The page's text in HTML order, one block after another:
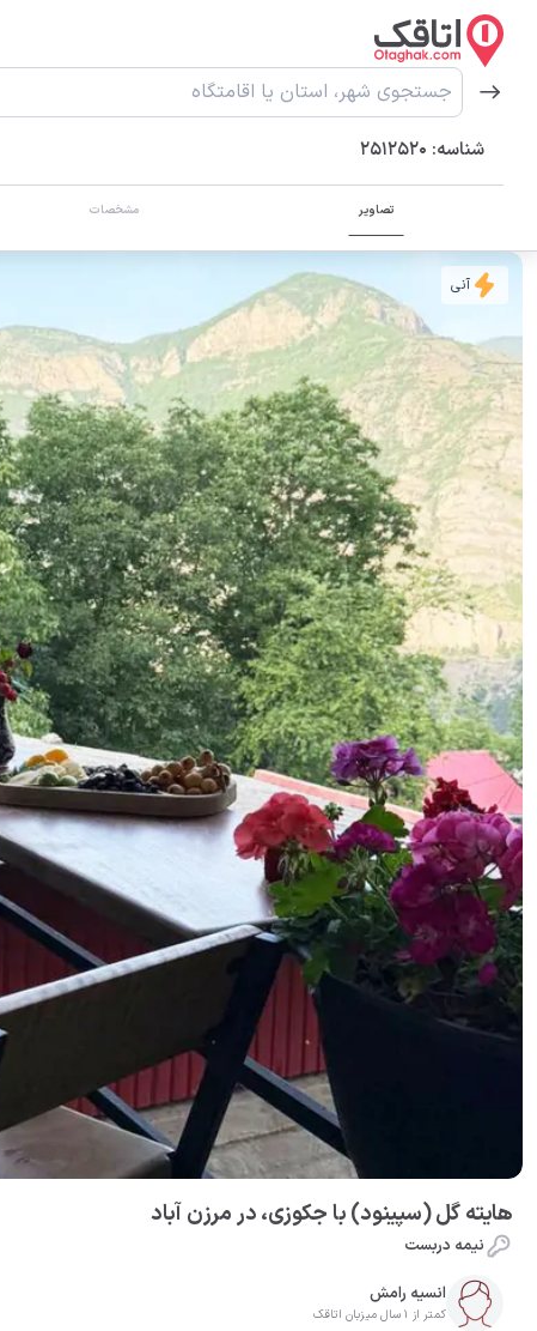
شناسه: 2512520
تصاویر مشخصات
آنی
هایته گل (سپینود) با جکوزی، در مرزن آباد
نیمه دربست
انسیه رامش
کمتر از 1 سال میزبان اتاقک